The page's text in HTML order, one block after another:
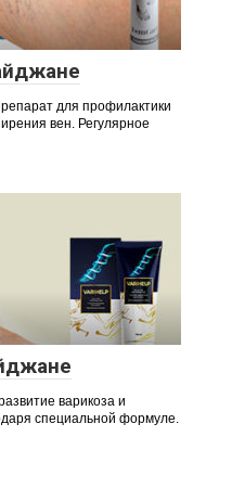
для профилактики
вен. Регулярное
варикоза и
специальной формуле.